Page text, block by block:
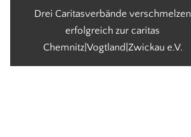
Drei Caritasverbände verschmelzen
erfolgreich zur caritas
Chemnitz|Vogtland|Zwickau e.V.